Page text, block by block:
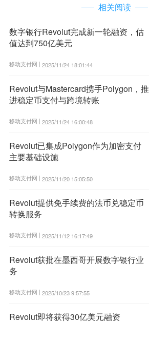
相关阅读
数字银行Revolut完成新一轮融资，估
值达到750亿美元
移动支付网 | 2025/11/24 18:01:44
Revolut与Mastercard携手Polygon，推
进稳定币支付与跨境转账
移动支付网 | 2025/11/24 16:00:48
Revolut已集成Polygon作为加密支付
主要基础设施
移动支付网 | 2025/11/20 15:05:50
Revolut提供免手续费的法币兑稳定币
转换服务
移动支付网 | 2025/11/12 16:17:49
Revolut获批在墨西哥开展数字银行业
务
移动支付网 | 2025/10/23 9:57:55
Revolut即将获得30亿美元融资